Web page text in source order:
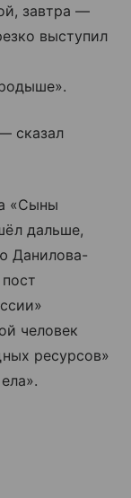
завтра —
выступил
сказал
«Сыны
дальше,
Данилова-
человек
ресурсов»